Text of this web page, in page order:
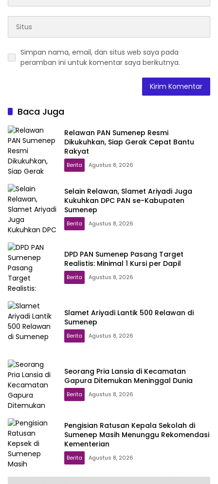
Simpan nama, email, dan situs web saya pada
peramban ini untuk komentar saya berikutnya.
Baca Juga
Relawan PAN Sumenep Resmi
Dikukuhkan, Siap Gerak Cepat Bantu
Rakyat
Berita Agustus 8, 2026
Selain Relawan, Slamet Ariyadi Juga
Kukuhkan DPC PAN se-Kabupaten
Sumenep
Berita Agustus 8, 2026
DPD PAN Sumenep Pasang Target
Realistis: Minimal 1 Kursi per Dapil
Berita Agustus 8, 2026
Slamet Ariyadi Lantik 500 Relawan di
Sumenep
Berita Agustus 8, 2026
Seorang Pria Lansia di Kecamatan
Gapura Ditemukan Meninggal Dunia
Berita Agustus 8, 2026
Pengisian Ratusan Kepala Sekolah di
Sumenep Masih Menunggu Rekomendasi
Kementerian
Berita Agustus 8, 2026